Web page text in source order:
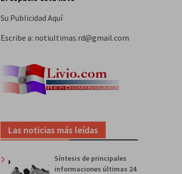
Su Publicidad Aquí
Escribe a: notiultimas.rd@gmail.com
Las noticias más leídas
Síntesis de principales
informaciones últimas 24